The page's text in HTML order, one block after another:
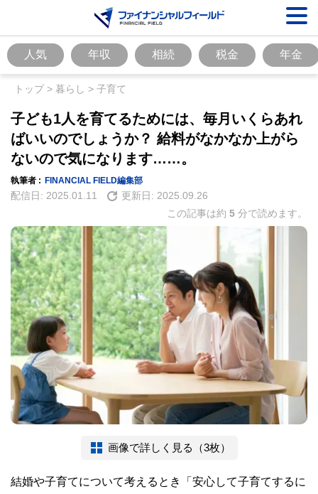
人気 年収 相続 税金 年金
トップ> 暮らし > 子育て
子ども1人を育てるためには、毎月いくらあれ
ばいいのでしょうか？ 給料がなかなか上がら
ないので気になります……。
執筆者 : FINANCIAL FIELD編集部
配信日: 2025.01.11 更新日: 2025.09.26
この記事は約 5 分で読めます。
画像で詳しく見る（3枚）
結婚や子育てについて考えるとき「安心して子育てするに